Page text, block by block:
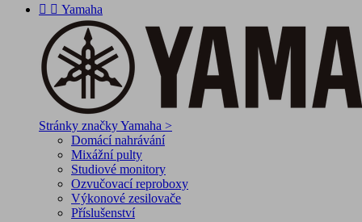
  Yamaha
Stránky značky Yamaha >
Domácí nahrávání
Mixážní pulty
Studiové monitory
Ozvučovací reproboxy
Výkonové zesilovače
Příslušenství